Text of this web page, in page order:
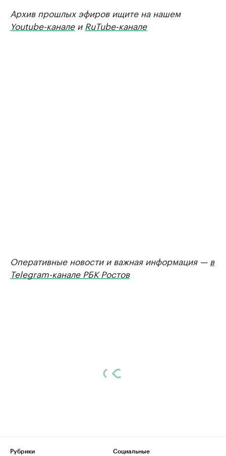
Архив прошлых эфиров ищите на нашем
Youtube-каналеи RuTube-канале
Оперативные новости и важная информация —в
Telegram-канале РБК Ростов
Рубрики
Социальные